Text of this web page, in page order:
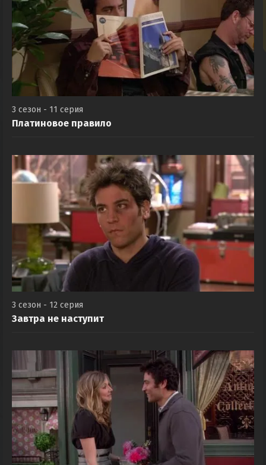
3 сезон - 11 серия
Платиновое правило
3 сезон - 12 серия
Завтра не наступит